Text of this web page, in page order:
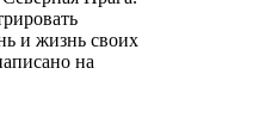
и жизнь своих
на